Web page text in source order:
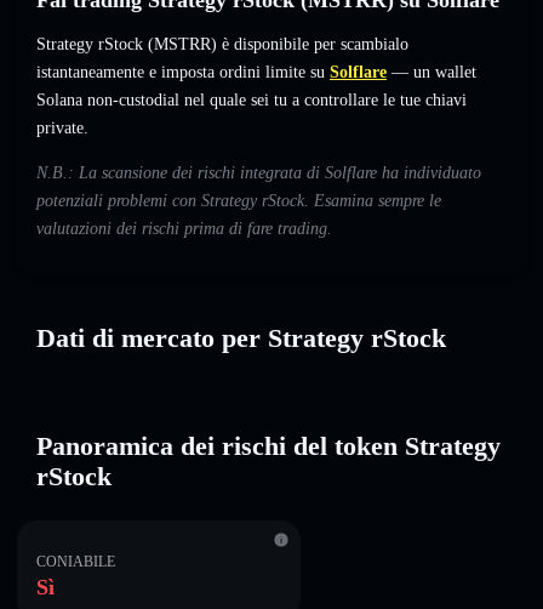
Strategy rStock (MSTRR) è disponibile per scambialo
istantaneamente e imposta ordini limite su Solflare — un wallet
Solana non-custodial nel quale sei tu a controllare le tue chiavi
private.
N.B.: La scansione dei rischi integrata di Solflare ha individuato
potenziali problemi con Strategy rStock. Esamina sempre le
valutazioni dei rischi prima di fare trading.
Dati di mercato per Strategy rStock
Panoramica dei rischi del token Strategy
rStock
CONIABILE
Sì